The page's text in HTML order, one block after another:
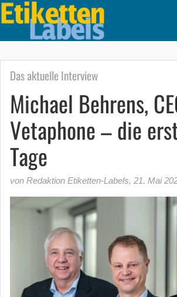
Das aktuelle Interview
Michael Behrens,
Vetaphone – die
Tage
von Redaktion Etiketten-Labels, 21. Mai